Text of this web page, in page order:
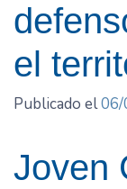
el
Publicado el06/
Joven